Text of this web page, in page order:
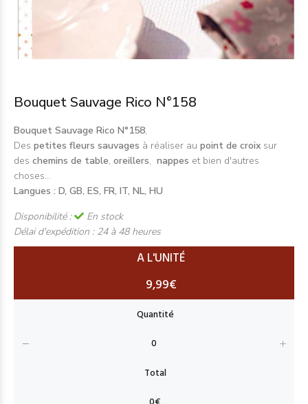
Bouquet Sauvage Rico N°158
Bouquet Sauvage Rico N°158,
Des petites fleurs sauvages à réaliser au point de croix sur
des chemins de table, oreillers, nappes et bien d'autres
choses...
Langues : D, GB, ES, FR, IT, NL, HU
Disponibilité :
En stock
Délai d'expédition : 24 à 48 heures
A L'UNITÉ
9,99€